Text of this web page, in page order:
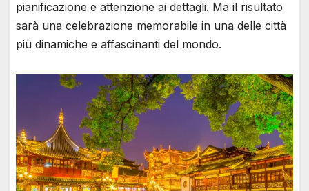
pianificazione e attenzione ai dettagli. Ma il risultato
sarà una celebrazione memorabile in una delle città
più dinamiche e affascinanti del mondo.